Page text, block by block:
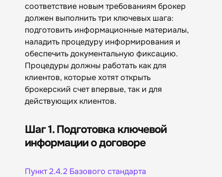
соответствие новым требованиям брокер
должен выполнить три ключевых шага:
подготовить информационные материалы,
наладить процедуру информирования и
обеспечить документальную фиксацию.
Процедуры должны работать как для
клиентов, которые хотят открыть
брокерский счет впервые, так и для
действующих клиентов.
Шаг 1. Подготовка ключевой
информации о договоре
Пункт 2.4.2 Базового стандарта